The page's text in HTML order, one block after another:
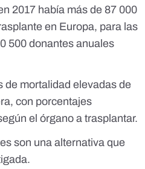
2017 había más de 87 000
en Europa, para las
500 donantes anuales
de mortalidad elevadas de
con porcentajes
el órgano a trasplantar.
son una alternativa que